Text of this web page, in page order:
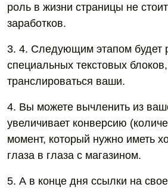
роль в жизни страницы не
заработков.
3. 4. Следующим этапом будет
специальных текстовых
транслироваться ваши.
4. Вы можете вычленить из
увеличивает конверсию
момент, который нужно иметь
глаза в глаза с магазином.
5. А в конце дня ссылки на